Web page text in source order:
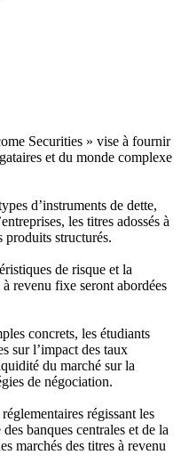
Securities » vise à fournir
et du monde complexe
d’instruments de dette,
les titres adossés à
produits structurés.
de risque et la
revenu fixe seront abordées
concrets, les étudiants
sur l’impact des taux
du marché sur la
de négociation.
régissant les
banques centrales et de la
marchés des titres à revenu